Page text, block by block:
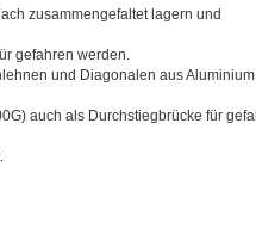
zusammengefaltet lagern und
gefahren werden.
und Diagonalen aus
auch als Durchstiegbrücke für